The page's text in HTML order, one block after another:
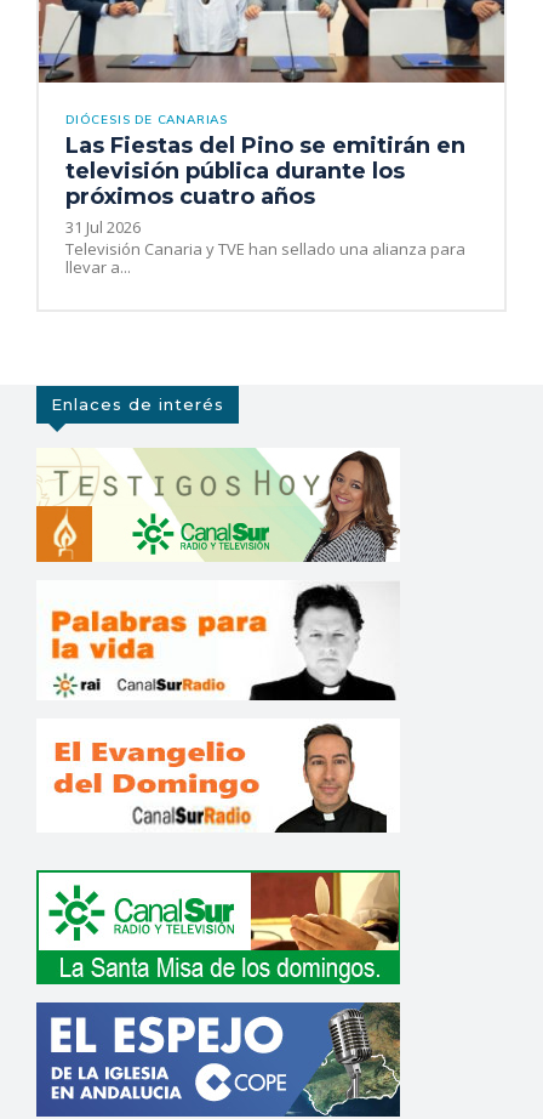
DIÓCESIS DE CANARIAS
Las Fiestas del Pino se emitirán en
televisión pública durante los
próximos cuatro años
31 Jul 2026
Televisión Canaria y TVE han sellado una alianza para
llevar a...
Enlaces de interés